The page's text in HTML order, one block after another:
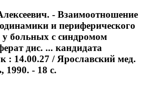
- Взаимоотношение
и периферического
больных с синдромом
дис. ... кандидата
: 14.00.27 / Ярославский мед.
1990. - 18 с.